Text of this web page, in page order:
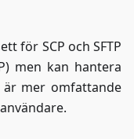
för SCP och SFTP
men kan hantera
är mer omfattande